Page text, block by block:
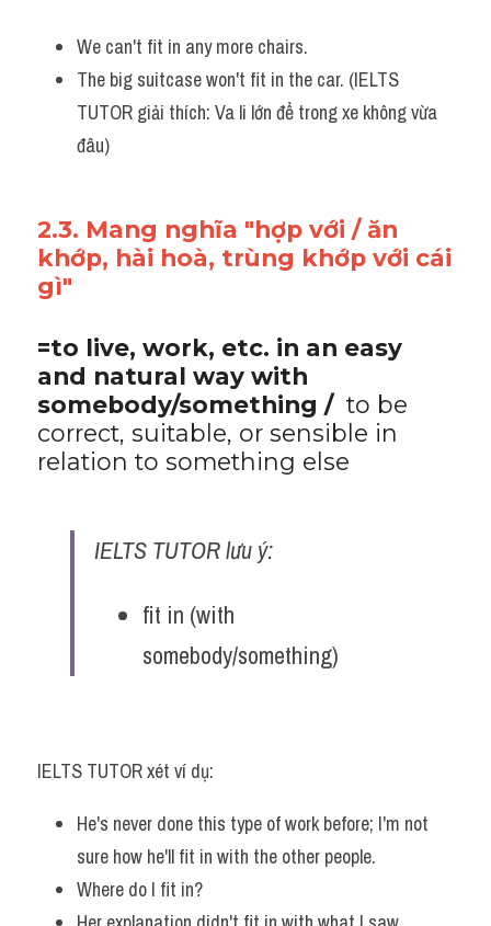
We can't fit in any more chairs.
The big suitcase won't fit in the car. (IELTS
TUTOR giải thích: Va li lớn để trong xe không vừa
đâu)
2.3. Mang nghĩa "hợp với / ăn
khớp, hài hoà, trùng khớp với cái
gì"
​=to live, work, etc. in an easy
and natural way with
somebody/something / to be
correct, suitable, or sensible in
relation to something else
IELTS TUTOR lưu ý:
fit in (with
somebody/something)
IELTS TUTOR xét ví dụ:
He's never done this type of work before; I'm not
sure how he'll fit in with the other people.
Where do I fit in?